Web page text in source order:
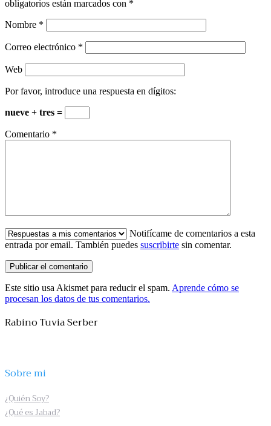
obligatorios están marcados con *
Nombre *
Correo electrónico *
Web
Por favor, introduce una respuesta en dígitos:
nueve + tres =
Comentario *
Notifícame de comentarios a esta
entrada por email. También puedes suscribirte sin comentar.
Este sitio usa Akismet para reducir el spam. Aprende cómo se
procesan los datos de tus comentarios.
Rabino Tuvia Serber
Sobre mi
¿Quién Soy?
¿Qué es Jabad?